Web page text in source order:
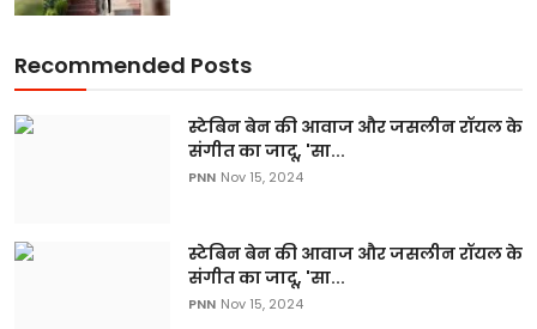
Recommended Posts
स्टेबिन बेन की आवाज और जसलीन रॉयल के
संगीत का जादू, 'सा...
PNN Nov 15, 2024
स्टेबिन बेन की आवाज और जसलीन रॉयल के
संगीत का जादू, 'सा...
PNN Nov 15, 2024